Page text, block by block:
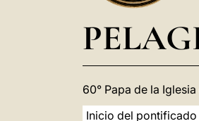
60° Papa de la
Inicio del pontificado